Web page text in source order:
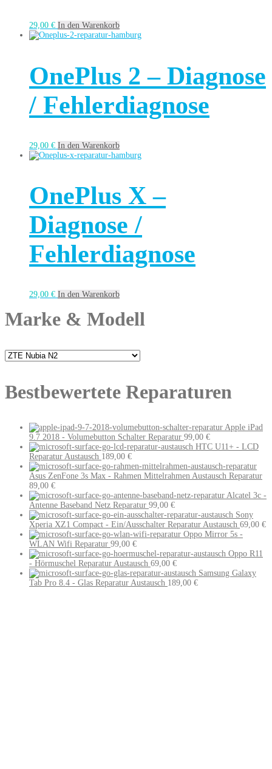
29,00 € In den Warenkorb
OnePlus 2 – Diagnose
/ Fehlerdiagnose
29,00 € In den Warenkorb
OnePlus X –
Diagnose /
Fehlerdiagnose
29,00 € In den Warenkorb
Marke & Modell
Bestbewertete Reparaturen
Apple iPad
9.7 2018 - Volumebutton Schalter Reparatur 99,00 €
HTC U11+ - LCD
Reparatur Austausch 189,00 €
Asus ZenFone 3s Max - Rahmen Mittelrahmen Austausch Reparatur
89,00 €
Alcatel 3c -
Antenne Baseband Netz Reparatur 99,00 €
Sony
Xperia XZ1 Compact - Ein/Ausschalter Reparatur Austausch 69,00 €
Oppo Mirror 5s -
WLAN Wifi Reparatur 99,00 €
Oppo R11
- Hörmuschel Reparatur Austausch 69,00 €
Samsung Galaxy
Tab Pro 8.4 - Glas Reparatur Austausch 189,00 €